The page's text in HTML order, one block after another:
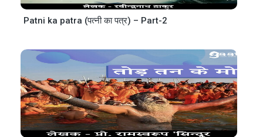
Patni ka patra (पत्नी का पत्र) – Part-2